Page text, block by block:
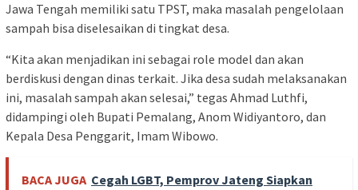
Jawa Tengah memiliki satu TPST, maka masalah pengelolaan
sampah bisa diselesaikan di tingkat desa.
“Kita akan menjadikan ini sebagai role model dan akan
berdiskusi dengan dinas terkait. Jika desa sudah melaksanakan
ini, masalah sampah akan selesai,” tegas Ahmad Luthfi,
didampingi oleh Bupati Pemalang, Anom Widiyantoro, dan
Kepala Desa Penggarit, Imam Wibowo.
BACA JUGA Cegah LGBT, Pemprov Jateng Siapkan